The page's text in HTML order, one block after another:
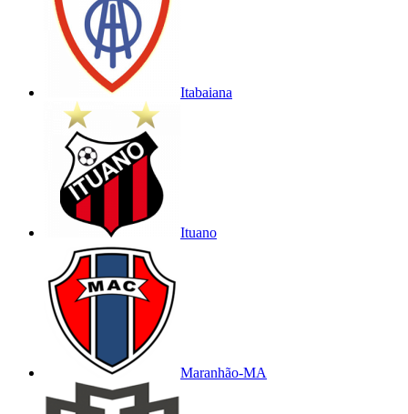
Itabaiana
Ituano
Maranhão-MA